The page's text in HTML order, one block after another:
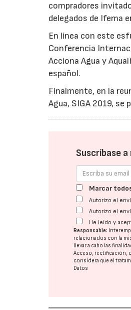
compradores
delegados de Ifema
En línea con este
Conferencia
Acciona Agua y
español.
Finalmente, en la
Agua, SIGA 2019,
Suscríbase
Marcar
Autorizo el
Autorizo el
He leído y
Responsable:
relacionados con la
llevar a cabo las
Acceso, rectificación,
considera que el
Datos